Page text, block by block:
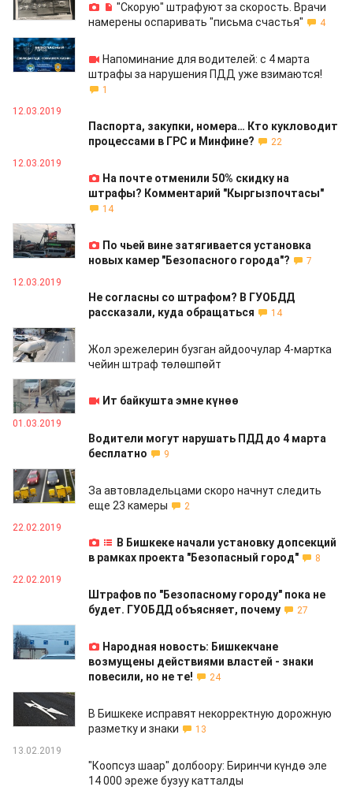
"Скорую" штрафуют за скорость. Врачи
намерены оспаривать "письма счастья"
4
14.03.2019
Напоминание для водителей: с 4 марта
штрафы за нарушения ПДД уже взимаются!
1
12.03.2019
Паспорта, закупки, номера… Кто кукловодит
процессами в ГРС и Минфине?
22
12.03.2019
На почте отменили 50% скидку на
штрафы? Комментарий "Кыргызпочтасы"
14
12.03.2019
По чьей вине затягивается установка
новых камер "Безопасного города"?
7
12.03.2019
Не согласны со штрафом? В ГУОБДД
рассказали, куда обращаться
14
05.03.2019
Жол эрежелерин бузган айдоочулар 4-мартка
чейин штраф төлөшпөйт
05.03.2019
Ит байкушта эмне күнөө
01.03.2019
Водители могут нарушать ПДД до 4 марта
бесплатно
9
26.02.2019
За автовладельцами скоро начнут следить
еще 23 камеры
2
22.02.2019
В Бишкеке начали установку допсекций
в рамках проекта "Безопасный город"
8
22.02.2019
Штрафов по "Безопасному городу" пока не
будет. ГУОБДД объясняет, почему
27
21.02.2019
Народная новость: Бишкекчане
возмущены действиями властей - знаки
повесили, но не те!
24
18.02.2019
В Бишкеке исправят некорректную дорожную
разметку и знаки
13
13.02.2019
"Коопсуз шаар" долбоору: Биринчи күндө эле
14 000 эреже бузуу катталды